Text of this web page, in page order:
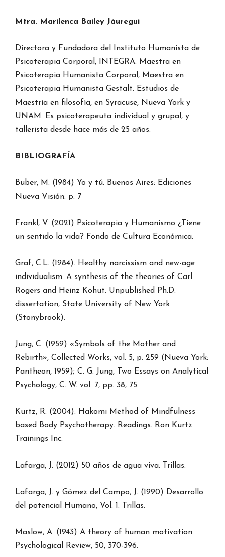
Mtra. Marilenca Bailey Jáuregui
Directora y Fundadora del Instituto Humanista de
Psicoterapia Corporal, INTEGRA. Maestra en
Psicoterapia Humanista Corporal, Maestra en
Psicoterapia Humanista Gestalt. Estudios de
Maestría en filosofía, en Syracuse, Nueva York y
UNAM. Es psicoterapeuta individual y grupal, y
tallerista desde hace más de 25 años.
BIBLIOGRAFÍA
Buber, M. (1984) Yo y tú. Buenos Aires: Ediciones
Nueva Visión. p. 7
Frankl, V. (2021) Psicoterapia y Humanismo ¿Tiene
un sentido la vida? Fondo de Cultura Económica.
Graf, C.L. (1984). Healthy narcissism and new-age
individualism: A synthesis of the theories of Carl
Rogers and Heinz Kohut. Unpublished Ph.D.
dissertation, State University of New York
(Stonybrook).
Jung, C. (1959) «Symbols of the Mother and
Rebirth», Collected Works, vol. 5, p. 259 (Nueva York:
Pantheon, 1959); C. G. Jung, Two Essays on Analytical
Psychology, C. W. vol. 7, pp. 38, 75.
Kurtz, R. (2004): Hakomi Method of Mindfulness
based Body Psychotherapy. Readings. Ron Kurtz
Trainings Inc.
Lafarga, J. (2012) 50 años de agua viva. Trillas.
Lafarga, J. y Gómez del Campo, J. (1990) Desarrollo
del potencial Humano, Vol. 1. Trillas.
Maslow, A. (1943) A theory of human motivation.
Psychological Review, 50, 370-396.